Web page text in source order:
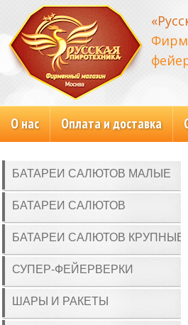
О нас Оплата и доставка
БАТАРЕИ САЛЮТОВ МАЛЫЕ
БАТАРЕИ САЛЮТОВ
БАТАРЕИ САЛЮТОВ КРУПНЫЕ
СУПЕР-ФЕЙЕРВЕРКИ
ШАРЫ И РАКЕТЫ